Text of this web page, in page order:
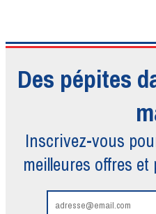
Des pépites
Inscrivez-vous
meilleures offres